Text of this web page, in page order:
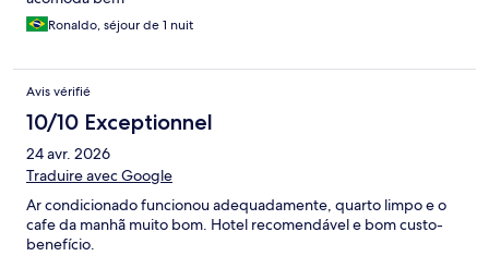
Ronaldo, séjour de 1 nuit
Avis vérifié
10/10 Exceptionnel
24 avr. 2026
Traduire avec Google
Ar condicionado funcionou adequadamente, quarto limpo e o
cafe da manhã muito bom. Hotel recomendável e bom custo-
benefício.